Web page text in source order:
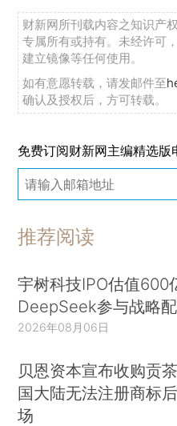
财新网所刊载内容之知识产
专属所有或持有。未经许可
建立镜像等任何使用。
如有意愿转载，请发邮件至
确认及授权后，方可转载。
免费订阅财新网主编精选版
推荐阅读
宇树科技IPO估值600
DeepSeek参与战略
2026年08月06日
贝恩资本宣布收购贡
国大陆无法注册商标
场